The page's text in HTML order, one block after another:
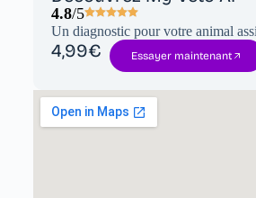
4.8/5
Un diagnostic pour votre animal
4,99€ Essayer maintenant